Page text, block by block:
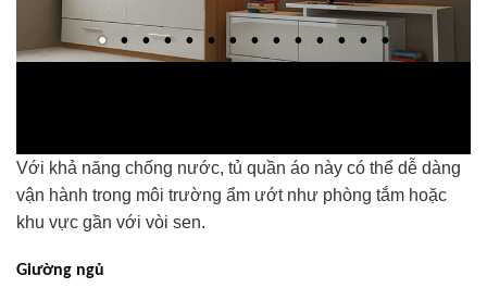
Với khả năng chống nước, tủ quần áo này có thể dễ dàng
vận hành trong môi trường ẩm ướt như phòng tắm hoặc
khu vực gần với vòi sen.
Giường ngủ